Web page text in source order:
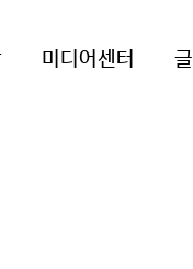
미디어센터